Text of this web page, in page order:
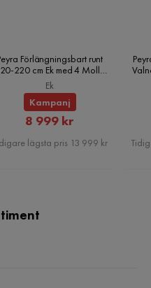
Förlängningsbart runt
220 cm Ek med 4 Molly
Matstolar, Ek
Ek
Kampanj
Rabatterat
Pris
8 999 kr
lägsta pris 13 999 kr